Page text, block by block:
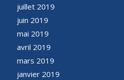
juillet 2019
juin 2019
mai 2019
avril 2019
mars 2019
janvier 2019